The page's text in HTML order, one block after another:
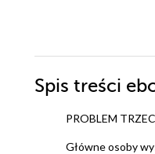
Spis treści
PROBLEM
Główne osoby